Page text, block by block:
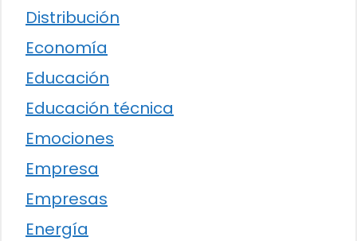
Distribución
Economía
Educación
Educación técnica
Emociones
Empresa
Empresas
Energía